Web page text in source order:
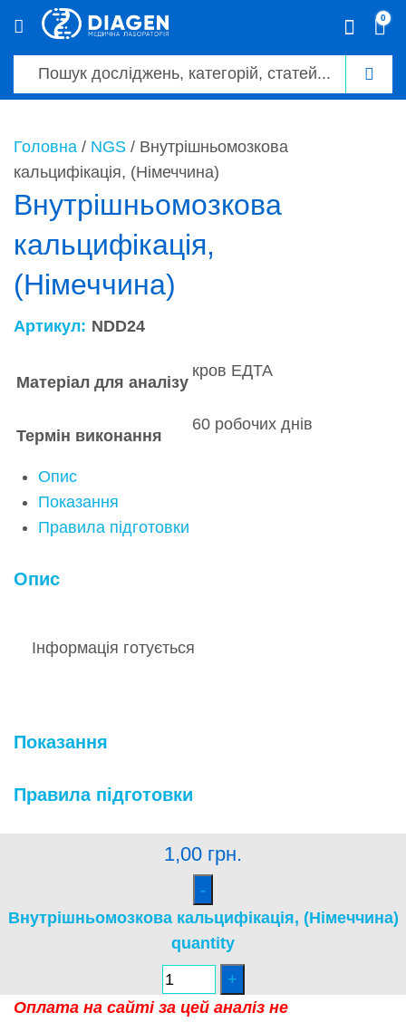
0
Головна / NGS / Внутрішньомозкова
кальцифікація, (Німеччина)
Внутрішньомозкова
кальцифікація,
(Німеччина)
Артикул: NDD24
Матеріал для аналізу
кров ЕДТА
Термін виконання
60 робочих днів
Опис
Показання
Правила підготовки
Опис
Інформація готується
Показання
Правила підготовки
1,00 грн.
Внутрішньомозкова кальцифікація, (Німеччина)
quantity
Оплата на сайті за цей аналіз не